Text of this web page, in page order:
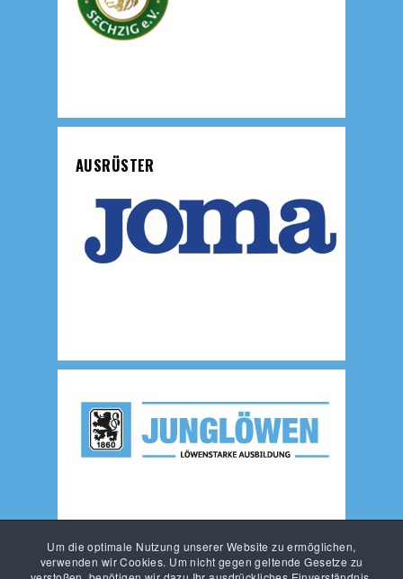
Um die optimale Nutzung unserer Website zu ermöglichen,
verwenden wir Cookies. Um nicht gegen geltende Gesetze zu
AUSRÜSTER